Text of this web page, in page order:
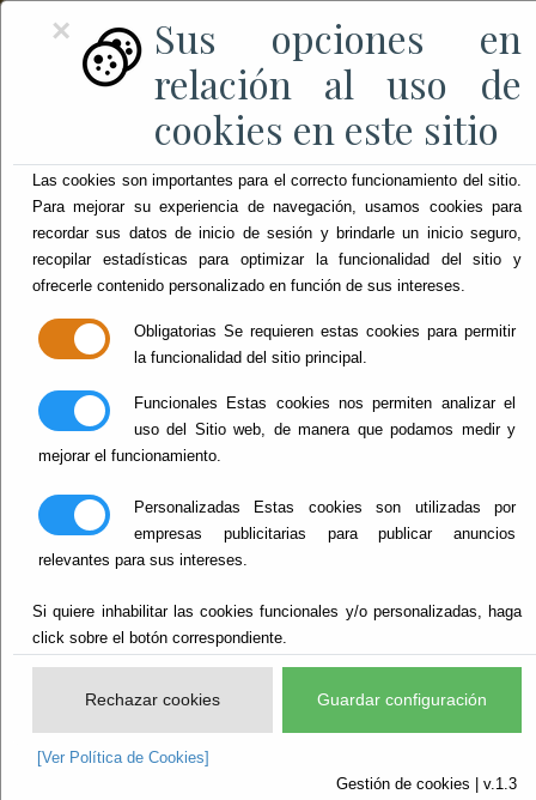
×
Sus opciones en
relación al uso de
cookies en este sitio
Las cookies son importantes para el correcto funcionamiento del sitio.
Para mejorar su experiencia de navegación, usamos cookies para
recordar sus datos de inicio de sesión y brindarle un inicio seguro,
recopilar estadísticas para optimizar la funcionalidad del sitio y
ofrecerle contenido personalizado en función de sus intereses.
Obligatorias Se requieren estas cookies para permitir
la funcionalidad del sitio principal.
Funcionales Estas cookies nos permiten analizar el
uso del Sitio web, de manera que podamos medir y
mejorar el funcionamiento.
Personalizadas Estas cookies son utilizadas por
empresas publicitarias para publicar anuncios
relevantes para sus intereses.
Si quiere inhabilitar las cookies funcionales y/o personalizadas, haga
click sobre el botón correspondiente.
Rechazar cookies Guardar configuración
[Ver Política de Cookies]
Gestión de cookies | v.1.3